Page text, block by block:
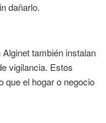
dañarlo.
también instalan
vigilancia. Estos
que el hogar o negocio